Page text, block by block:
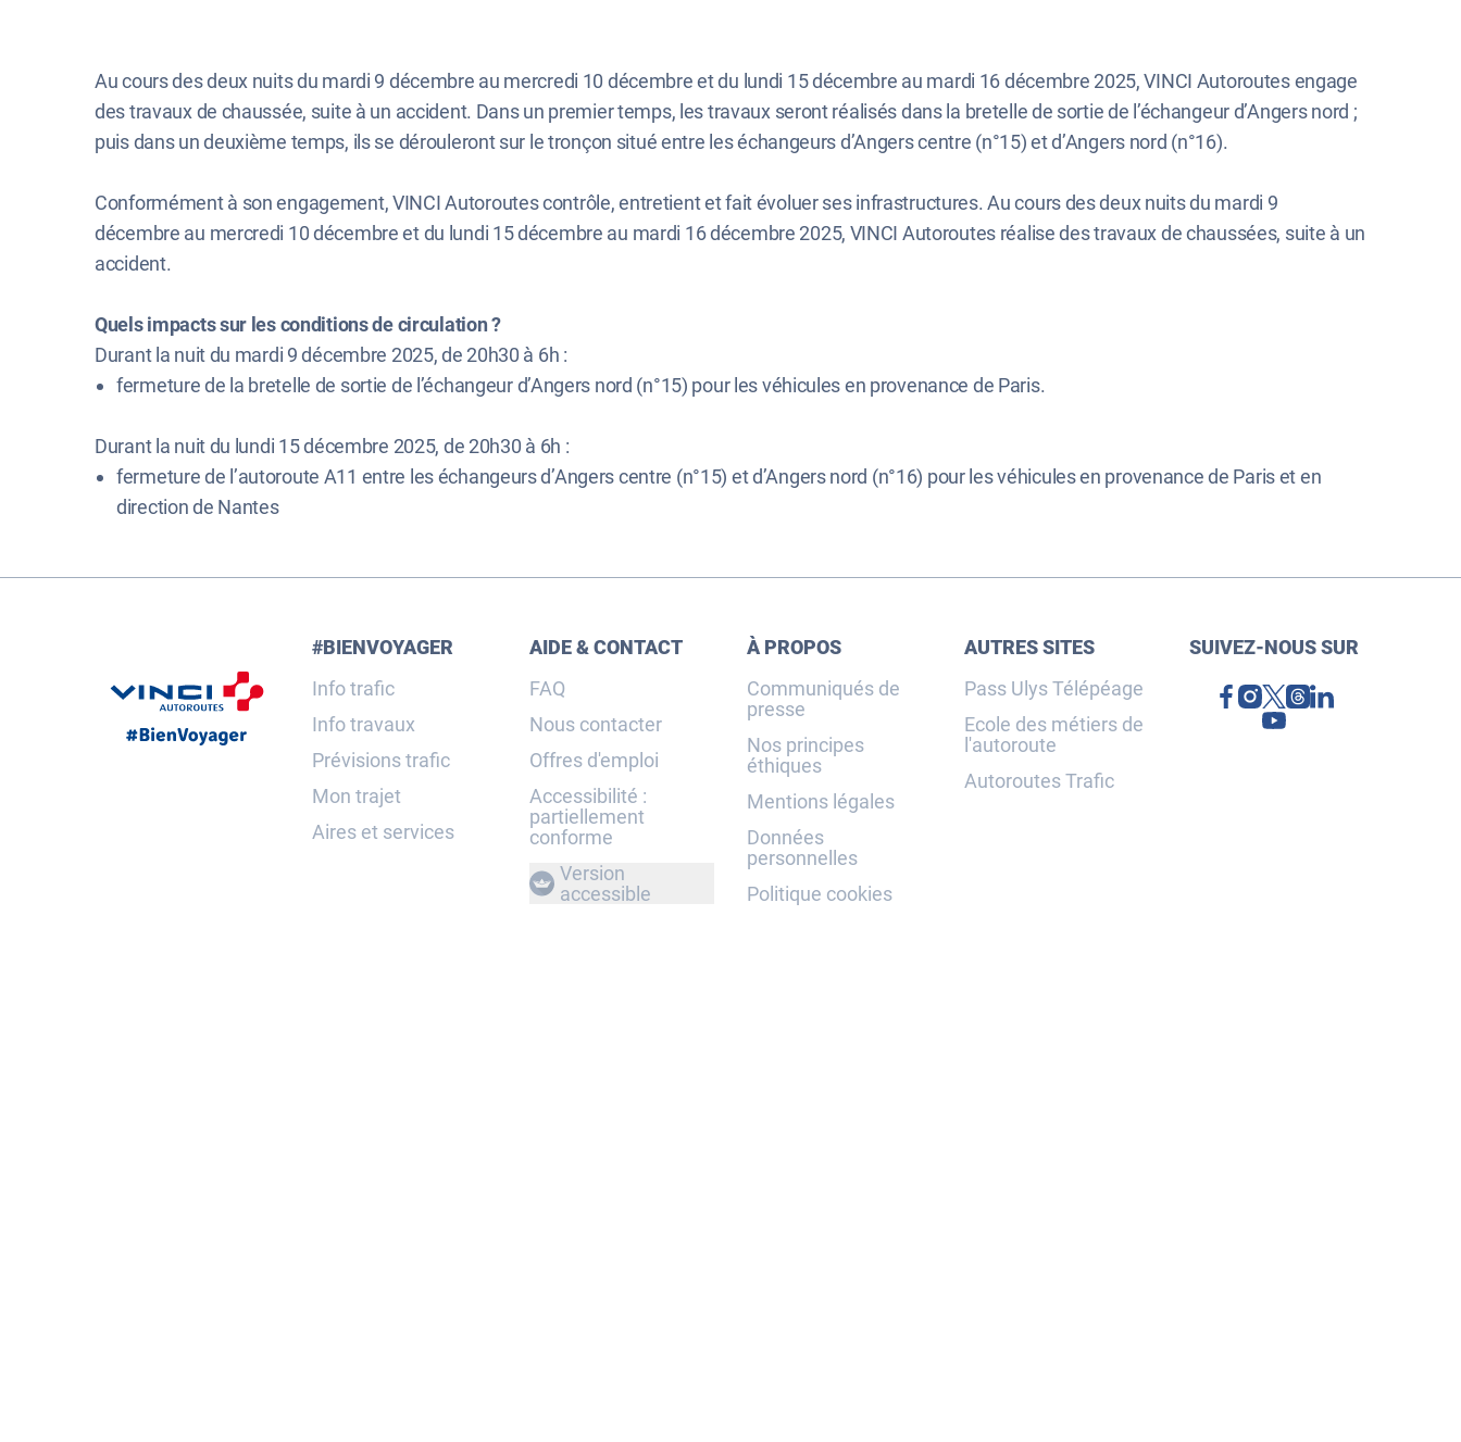
Au cours des deux nuits du mardi 9 décembre au mercredi 10 décembre et du lundi 15 décembre au mardi 16 décembre 2025, VINCI Autoroutes engage
des travaux de chaussée, suite à un accident. Dans un premier temps, les travaux seront réalisés dans la bretelle de sortie de l’échangeur d’Angers nord ;
puis dans un deuxième temps, ils se dérouleront sur le tronçon situé entre les échangeurs d’Angers centre (n°15) et d’Angers nord (n°16).
Conformément à son engagement, VINCI Autoroutes contrôle, entretient et fait évoluer ses infrastructures. Au cours des deux nuits du mardi 9
décembre au mercredi 10 décembre et du lundi 15 décembre au mardi 16 décembre 2025, VINCI Autoroutes réalise des travaux de chaussées, suite à un
accident.
Quels impacts sur les conditions de circulation ?
Durant la nuit du mardi 9 décembre 2025, de 20h30 à 6h :
fermeture de la bretelle de sortie de l’échangeur d’Angers nord (n°15) pour les véhicules en provenance de Paris.
Durant la nuit du lundi 15 décembre 2025, de 20h30 à 6h :
fermeture de l’autoroute A11 entre les échangeurs d’Angers centre (n°15) et d’Angers nord (n°16) pour les véhicules en provenance de Paris et en
direction de Nantes
#BIENVOYAGER
Info trafic
Info travaux
Prévisions trafic
Mon trajet
Aires et services
AIDE & CONTACT
FAQ
Nous contacter
Offres d'emploi
Accessibilité :
partiellement
conforme
Version
accessible
À PROPOS
Communiqués de
presse
Nos principes
éthiques
Mentions légales
Données
personnelles
Politique cookies
AUTRES SITES
Pass Ulys Télépéage
Ecole des métiers de
l'autoroute
Autoroutes Trafic
SUIVEZ-NOUS SUR